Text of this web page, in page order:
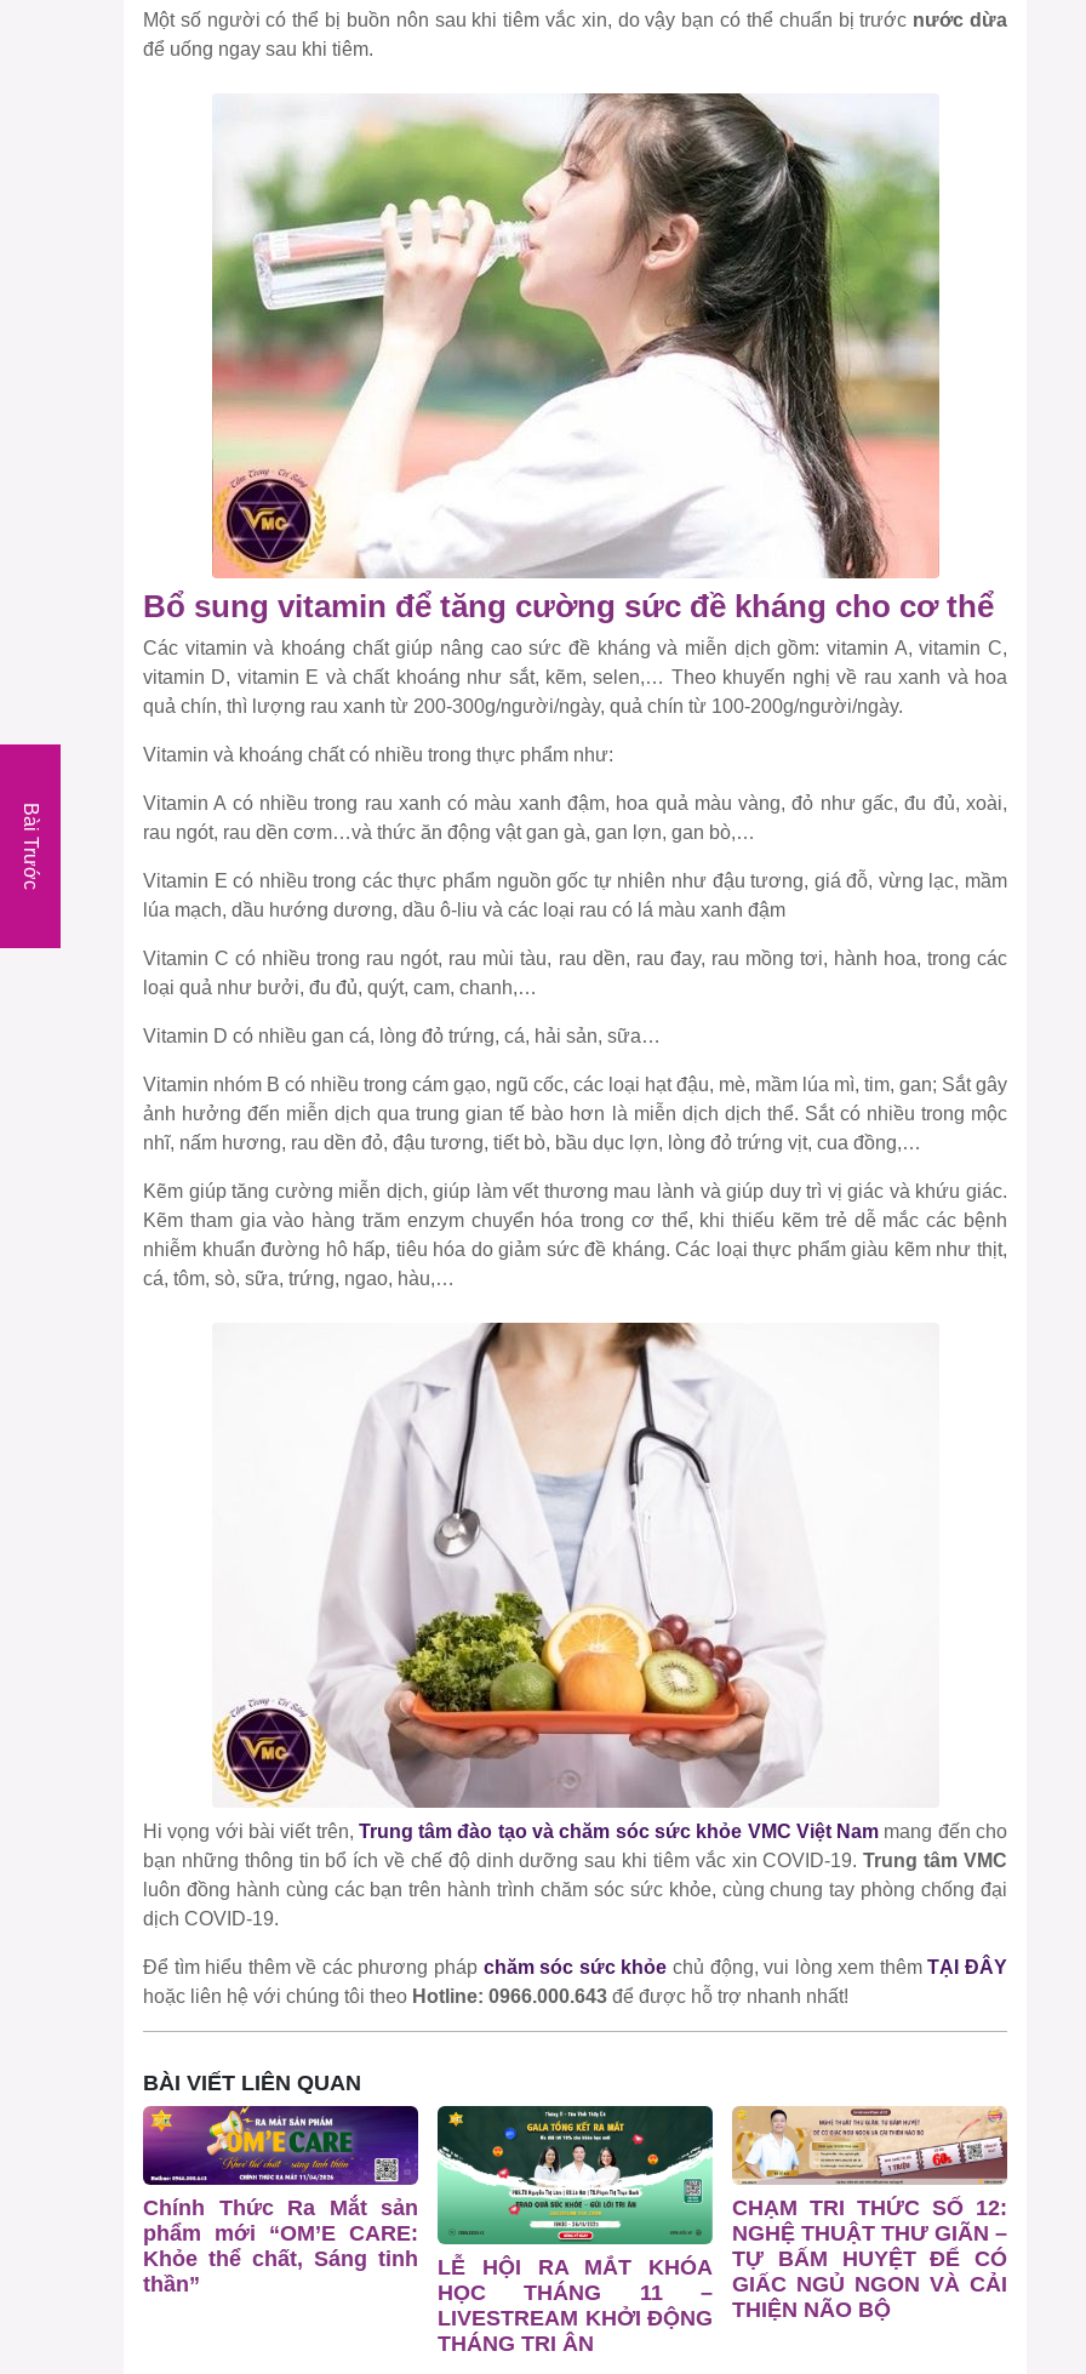
Một số người có thể bị buồn nôn sau khi tiêm vắc xin, do vậy bạn có thể chuẩn bị trước nước dừa
để uống ngay sau khi tiêm.
Bổ sung vitamin để tăng cường sức đề kháng cho cơ thể
Các vitamin và khoáng chất giúp nâng cao sức đề kháng và miễn dịch gồm: vitamin A, vitamin C,
vitamin D, vitamin E và chất khoáng như sắt, kẽm, selen,… Theo khuyến nghị về rau xanh và hoa
quả chín, thì lượng rau xanh từ 200-300g/người/ngày, quả chín từ 100-200g/người/ngày.
Vitamin và khoáng chất có nhiều trong thực phẩm như:
Vitamin A có nhiều trong rau xanh có màu xanh đậm, hoa quả màu vàng, đỏ như gấc, đu đủ, xoài,
rau ngót, rau dền cơm…và thức ăn động vật gan gà, gan lợn, gan bò,…
Vitamin E có nhiều trong các thực phẩm nguồn gốc tự nhiên như đậu tương, giá đỗ, vừng lạc, mầm
lúa mạch, dầu hướng dương, dầu ô-liu và các loại rau có lá màu xanh đậm
Vitamin C có nhiều trong rau ngót, rau mùi tàu, rau dền, rau đay, rau mồng tơi, hành hoa, trong các
loại quả như bưởi, đu đủ, quýt, cam, chanh,…
Vitamin D có nhiều gan cá, lòng đỏ trứng, cá, hải sản, sữa…
Vitamin nhóm B có nhiều trong cám gạo, ngũ cốc, các loại hạt đậu, mè, mầm lúa mì, tim, gan; Sắt gây
ảnh hưởng đến miễn dịch qua trung gian tế bào hơn là miễn dịch dịch thể. Sắt có nhiều trong mộc
nhĩ, nấm hương, rau dền đỏ, đậu tương, tiết bò, bầu dục lợn, lòng đỏ trứng vịt, cua đồng,…
Kẽm giúp tăng cường miễn dịch, giúp làm vết thương mau lành và giúp duy trì vị giác và khứu giác.
Kẽm tham gia vào hàng trăm enzym chuyển hóa trong cơ thể, khi thiếu kẽm trẻ dễ mắc các bệnh
nhiễm khuẩn đường hô hấp, tiêu hóa do giảm sức đề kháng. Các loại thực phẩm giàu kẽm như thịt,
cá, tôm, sò, sữa, trứng, ngao, hàu,…
Hi vọng với bài viết trên, Trung tâm đào tạo và chăm sóc sức khỏe VMC Việt Nam mang đến cho
bạn những thông tin bổ ích về chế độ dinh dưỡng sau khi tiêm vắc xin COVID-19.Trung tâm VMC
luôn đồng hành cùng các bạn trên hành trình chăm sóc sức khỏe, cùng chung tay phòng chống đại
dịch COVID-19.
Để tìm hiểu thêm về các phương pháp chăm sóc sức khỏe chủ động, vui lòng xem thêmTẠI ĐÂY
hoặc liên hệ với chúng tôi theo Hotline: 0966.000.643 để được hỗ trợ nhanh nhất!
BÀI VIẾT LIÊN QUAN
Chính Thức Ra Mắt sản
phẩm mới “OM’E CARE:
Khỏe thể chất, Sáng tinh
thần”
LỄ HỘI RA MẮT KHÓA
HỌC THÁNG 11 –
LIVESTREAM KHỞI ĐỘNG
THÁNG TRI ÂN
CHẠM TRI THỨC SỐ 12:
NGHỆ THUẬT THƯ GIÃN –
TỰ BẤM HUYỆT ĐỂ CÓ
GIẤC NGỦ NGON VÀ CẢI
THIỆN NÃO BỘ
Bài Trước